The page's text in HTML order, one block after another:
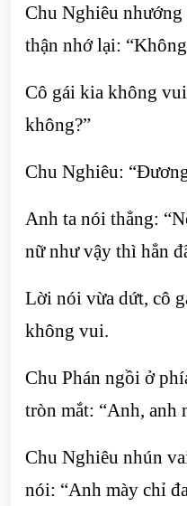
Chu Nghiêu nhướng
thận nhớ lại:
Cô gái kia không
không?”
Chu Nghiêu:
Anh ta nói thẳng:
nữ như vậy thì hẳn
Lời nói vừa dứt, cô
không vui.
Chu Phán ngồi ở
tròn mắt: “Anh, anh
Chu Nghiêu nhún
nói: “Anh mày chỉ